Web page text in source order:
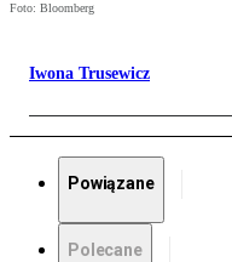
Foto: Bloomberg
Iwona Trusewicz
Powiązane
Polecane